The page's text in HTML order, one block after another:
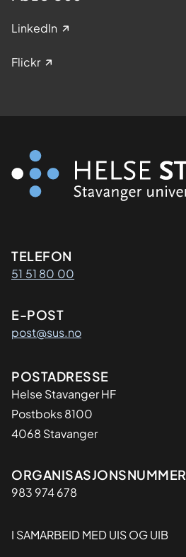
LinkedIn
Flickr
Kontaktinformasjon
TELEFON
51 51 80 00
E-POST
post@sus.no
Adresse
POSTADRESSE
Helse Stavanger HF
Postboks 8100
4068 Stavanger
Organisasjon
ORGANISASJONSNUMMER
983 974 678
I SAMARBEID MED UIS OG UIB